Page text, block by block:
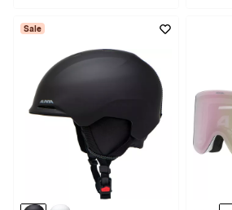
Sale